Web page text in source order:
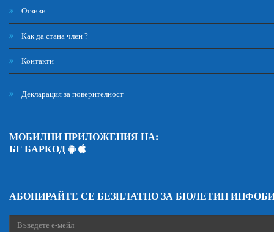
Отзиви
Как да стана член ?
Контакти
Декларация за поверителност
МОБИЛНИ ПРИЛОЖЕНИЯ НА:
БГ БАРКОД
АБОНИРАЙТЕ СЕ БЕЗПЛАТНО ЗА БЮЛЕТИН